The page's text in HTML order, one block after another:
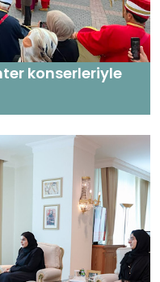
konserleriyle